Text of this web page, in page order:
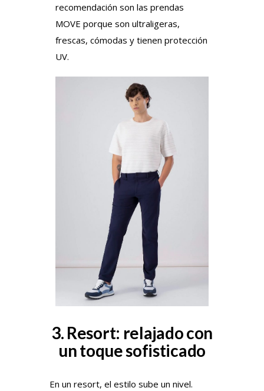
recomendación son las prendas
MOVE porque son ultraligeras,
frescas, cómodas y tienen protección
UV.
3. Resort: relajado con
un toque sofisticado
En un resort, el estilo sube un nivel.